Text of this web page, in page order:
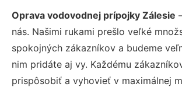
Oprava vodovodnej prípojky Zálesie
nás. Našimi rukami prešlo veľké
spokojných zákazníkov a budeme
nim pridáte aj vy. Každému
prispôsobiť a vyhovieť v maximálnej